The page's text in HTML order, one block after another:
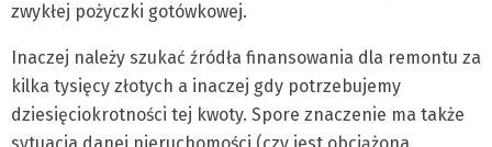
zwykłej pożyczki gotówkowej.
Inaczej należy szukać źródła finansowania dla remontu za
kilka tysięcy złotych a inaczej gdy potrzebujemy
dziesięciokrotności tej kwoty. Spore znaczenie ma także